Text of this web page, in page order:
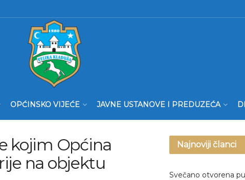
OPĆINSKO VIJEĆE JAVNE USTANOVE I PREDUZEĆA
kojim Općina
na objektu
Najnoviji članci
Svečano otvorena